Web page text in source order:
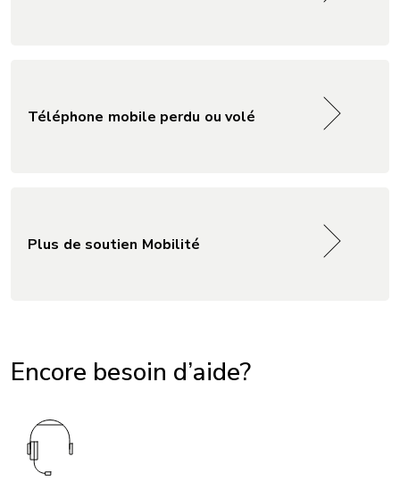
Téléphone mobile perdu ou volé
Plus de soutien Mobilité
Encore besoin d’aide?